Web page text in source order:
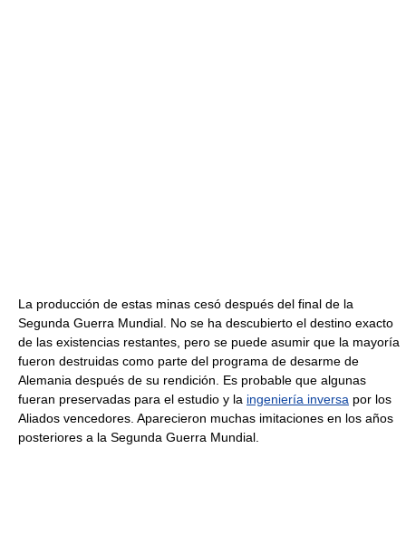
La producción de estas minas cesó después del final de la
Segunda Guerra Mundial. No se ha descubierto el destino exacto
de las existencias restantes, pero se puede asumir que la mayoría
fueron destruidas como parte del programa de desarme de
Alemania después de su rendición. Es probable que algunas
fueran preservadas para el estudio y la ingeniería inversa por los
Aliados vencedores. Aparecieron muchas imitaciones en los años
posteriores a la Segunda Guerra Mundial.